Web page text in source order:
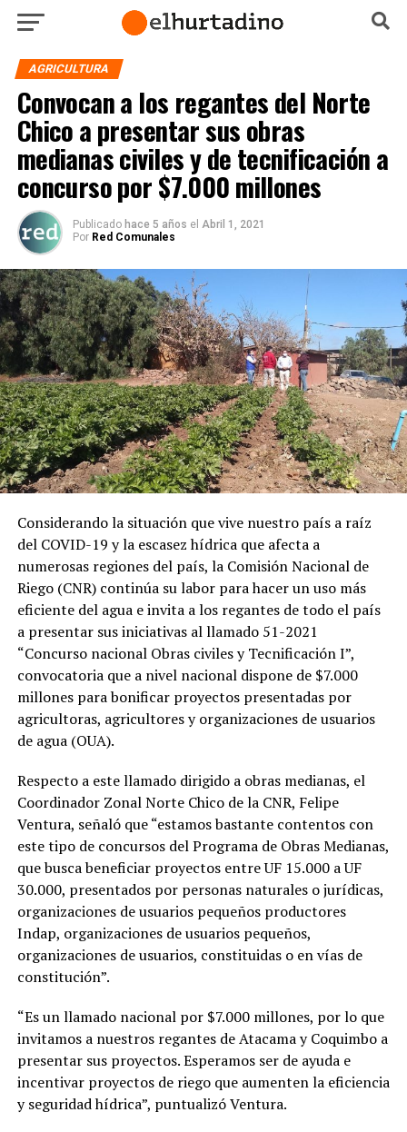
AGRICULTURA
Convocan a los regantes del Norte
Chico a presentar sus obras
medianas civiles y de tecnificación a
concurso por $7.000 millones
Publicado hace 5 años el Abril 1, 2021
Por Red Comunales
Considerando la situación que vive nuestro país a raíz
del COVID-19 y la escasez hídrica que afecta a
numerosas regiones del país, la Comisión Nacional de
Riego (CNR) continúa su labor para hacer un uso más
eficiente del agua e invita a los regantes de todo el país
a presentar sus iniciativas al llamado 51-2021
“Concurso nacional Obras civiles y Tecnificación I”,
convocatoria que a nivel nacional dispone de $7.000
millones para bonificar proyectos presentadas por
agricultoras, agricultores y organizaciones de usuarios
de agua (OUA).
Respecto a este llamado dirigido a obras medianas, el
Coordinador Zonal Norte Chico de la CNR, Felipe
Ventura, señaló que “estamos bastante contentos con
este tipo de concursos del Programa de Obras Medianas,
que busca beneficiar proyectos entre UF 15.000 a UF
30.000, presentados por personas naturales o jurídicas,
organizaciones de usuarios pequeños productores
Indap, organizaciones de usuarios pequeños,
organizaciones de usuarios, constituidas o en vías de
constitución”.
“Es un llamado nacional por $7.000 millones, por lo que
invitamos a nuestros regantes de Atacama y Coquimbo a
presentar sus proyectos. Esperamos ser de ayuda e
incentivar proyectos de riego que aumenten la eficiencia
y seguridad hídrica”, puntualizó Ventura.